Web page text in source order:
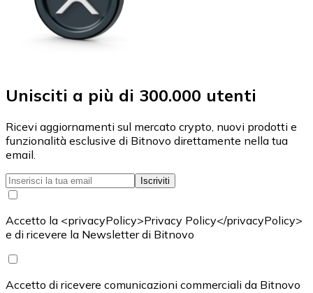
Unisciti a più di 300.000 utenti
Ricevi aggiornamenti sul mercato crypto, nuovi prodotti e
funzionalità esclusive di Bitnovo direttamente nella tua
email.
Iscriviti
Accetto la <privacyPolicy>Privacy Policy</privacyPolicy>
e di ricevere la Newsletter di Bitnovo
Accetto di ricevere comunicazioni commerciali da Bitnovo